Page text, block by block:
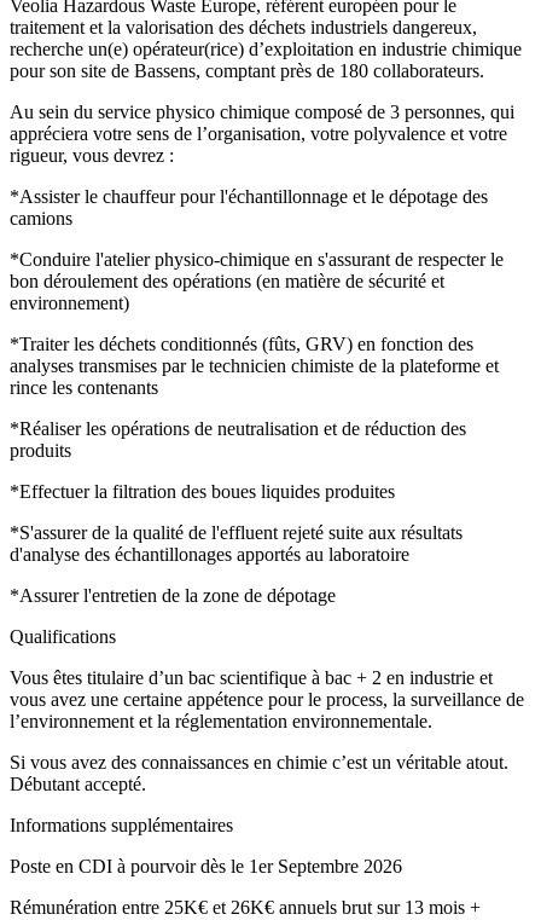
Veolia Hazardous Waste Europe, référent européen pour le
traitement et la valorisation des déchets industriels dangereux,
recherche un(e) opérateur(rice) d’exploitation en industrie chimique
pour son site de Bassens, comptant près de 180 collaborateurs.
Au sein du service physico chimique composé de 3 personnes, qui
appréciera votre sens de l’organisation, votre polyvalence et votre
rigueur, vous devrez :
*Assister le chauffeur pour l'échantillonnage et le dépotage des
camions
*Conduire l'atelier physico-chimique en s'assurant de respecter le
bon déroulement des opérations (en matière de sécurité et
environnement)
*Traiter les déchets conditionnés (fûts, GRV) en fonction des
analyses transmises par le technicien chimiste de la plateforme et
rince les contenants
*Réaliser les opérations de neutralisation et de réduction des
produits
*Effectuer la filtration des boues liquides produites
*S'assurer de la qualité de l'effluent rejeté suite aux résultats
d'analyse des échantillonages apportés au laboratoire
*Assurer l'entretien de la zone de dépotage
Qualifications
Vous êtes titulaire d’un bac scientifique à bac + 2 en industrie et
vous avez une certaine appétence pour le process, la surveillance de
l’environnement et la réglementation environnementale.
Si vous avez des connaissances en chimie c’est un véritable atout.
Débutant accepté.
Informations supplémentaires
Poste en CDI à pourvoir dès le 1er Septembre 2026
Rémunération entre 25K€ et 26K€ annuels brut sur 13 mois +